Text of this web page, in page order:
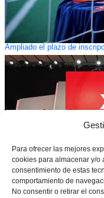
Para ofrecer las mejores
cookies para almacenar y/o
consentimiento de estas
comportamiento de
No consentir o retirar el
Ampliado el plazo de